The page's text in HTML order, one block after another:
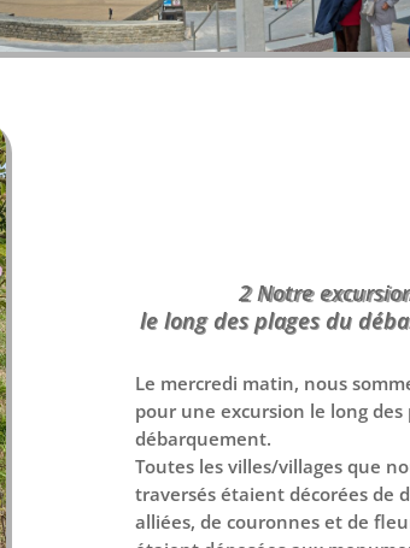
2 Notre
le long des plages du
Le mercredi matin, nous
pour une excursion le long des
débarquement.
Toutes les villes/villages que
traversés étaient décorées de
alliées, de couronnes et de